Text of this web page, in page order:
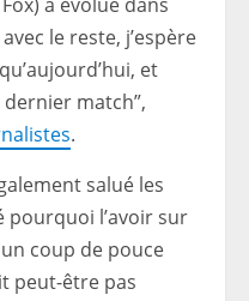
le reste, j’espère
et
match”,
.
salué les
pourquoi l’avoir sur
coup de pouce
peut-être pas